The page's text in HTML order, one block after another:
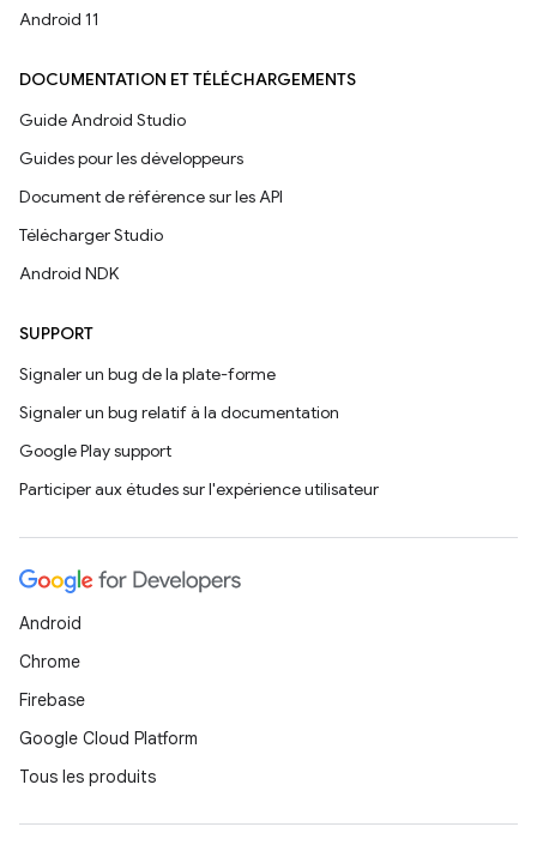
Android 11
DOCUMENTATION ET TÉLÉCHARGEMENTS
Guide Android Studio
Guides pour les développeurs
Document de référence sur les API
Télécharger Studio
Android NDK
SUPPORT
Signaler un bug de la plate-forme
Signaler un bug relatif à la documentation
Google Play support
Participer aux études sur l'expérience utilisateur
Android
Chrome
Firebase
Google Cloud Platform
Tous les produits